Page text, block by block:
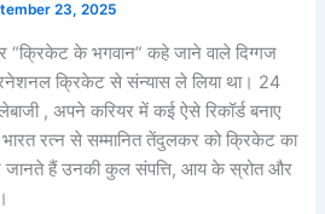
23, 2025
के भगवान” कहे जाने वाले दिग्गज
क्रिकेट से संन्यास ले लिया था। 24
, अपने करियर में कई ऐसे रिकॉर्ड बनाए
रत्न से सम्मानित तेंदुलकर को क्रिकेट का
जानते हैं उनकी कुल संपत्ति, आय के स्रोत और